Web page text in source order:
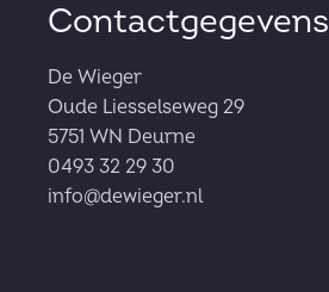
Contactgegevens
De Wieger
Oude Liesselseweg 29
5751 WN Deurne
0493 32 29 30
info@dewieger.nl